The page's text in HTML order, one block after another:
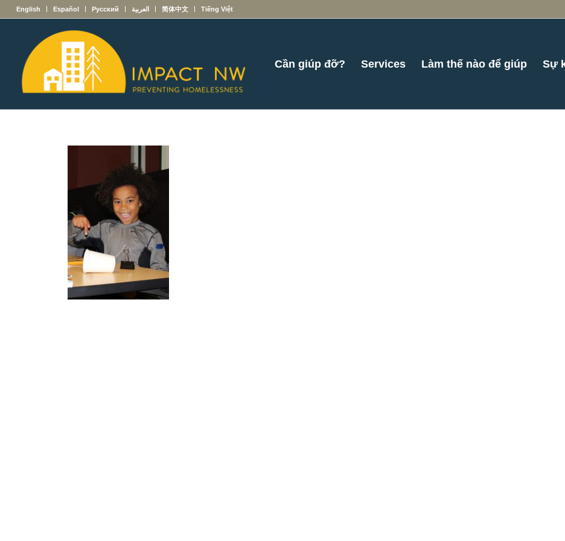
English Español Русский العربية 简体中文 Tiếng Việt
Cần giúp đỡ? Services Làm thế nào để giúp Sự